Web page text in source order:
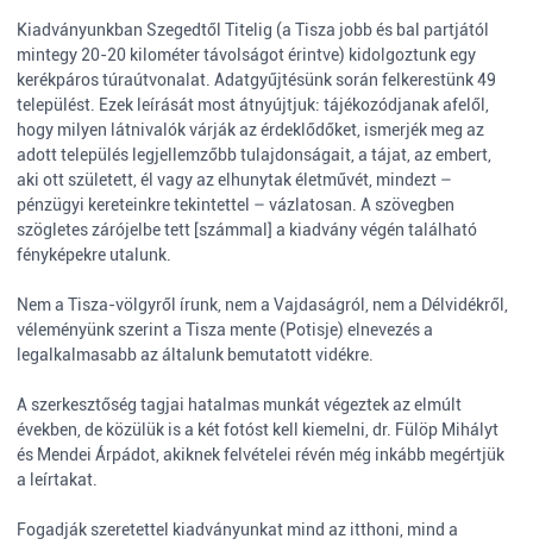
Kiadványunkban Szegedtől Titelig (a Tisza jobb és bal partjától
mintegy 20-20 kilométer távolságot érintve) kidolgoztunk egy
kerékpáros túraútvonalat. Adatgyűjtésünk során felkerestünk 49
települést. Ezek leírását most átnyújtjuk: tájékozódjanak afelől,
hogy milyen látnivalók várják az érdeklődőket, ismerjék meg az
adott település legjellemzőbb tulajdonságait, a tájat, az embert,
aki ott született, él vagy az elhunytak életművét, mindezt –
pénzügyi kereteinkre tekintettel – vázlatosan. A szövegben
szögletes zárójelbe tett [számmal] a kiadvány végén található
fényképekre utalunk.
Nem a Tisza-völgyről írunk, nem a Vajdaságról, nem a Délvidékről,
véleményünk szerint a Tisza mente (Potisje) elnevezés a
legalkalmasabb az általunk bemutatott vidékre.
A szerkesztőség tagjai hatalmas munkát végeztek az elmúlt
években, de közülük is a két fotóst kell kiemelni, dr. Fülöp Mihályt
és Mendei Árpádot, akiknek felvételei révén még inkább megértjük
a leírtakat.
Fogadják szeretettel kiadványunkat mind az itthoni, mind a